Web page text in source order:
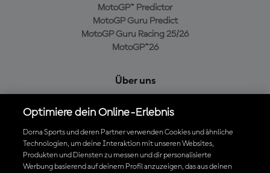
MotoGP™ Predictor
MotoGP Guru Predict
MotoGP Guru Racing 25/26
MotoGP™26
Über uns
Cookie-Richtlinien
Geschäftsbedingungen
Datenschutzrichtlinien
Kaufrichtlinie
Optimiere dein Online-Erlebnis
Dorna Sports und deren Partner verwenden Cookies und ähnliche
Technologien, um deine Interaktion mit unseren Websites,
Produkten und Diensten zu messen und dir personalisierte
Werbung basierend auf deinem Profil anzuzeigen, das aus deinen